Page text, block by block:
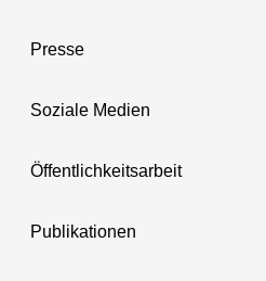
Presse
Soziale Medien
Öffentlichkeitsarbeit
Publikationen